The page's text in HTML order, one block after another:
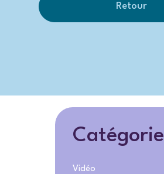
Retour
Catégorie
Vidéo